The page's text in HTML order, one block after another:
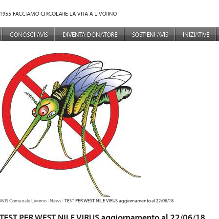
FACCIAMO CIRCOLARE LA VITA A LIVORNO
PRINCIPALE
CONOSCI AVIS DIVENTA DONATORE SOSTIENI AVIS INIZIATIVE
TU SEI QUI:
AVIS Comunale Livorno News TEST PER WEST NILE VIRUS aggiornamento al 22/06/18